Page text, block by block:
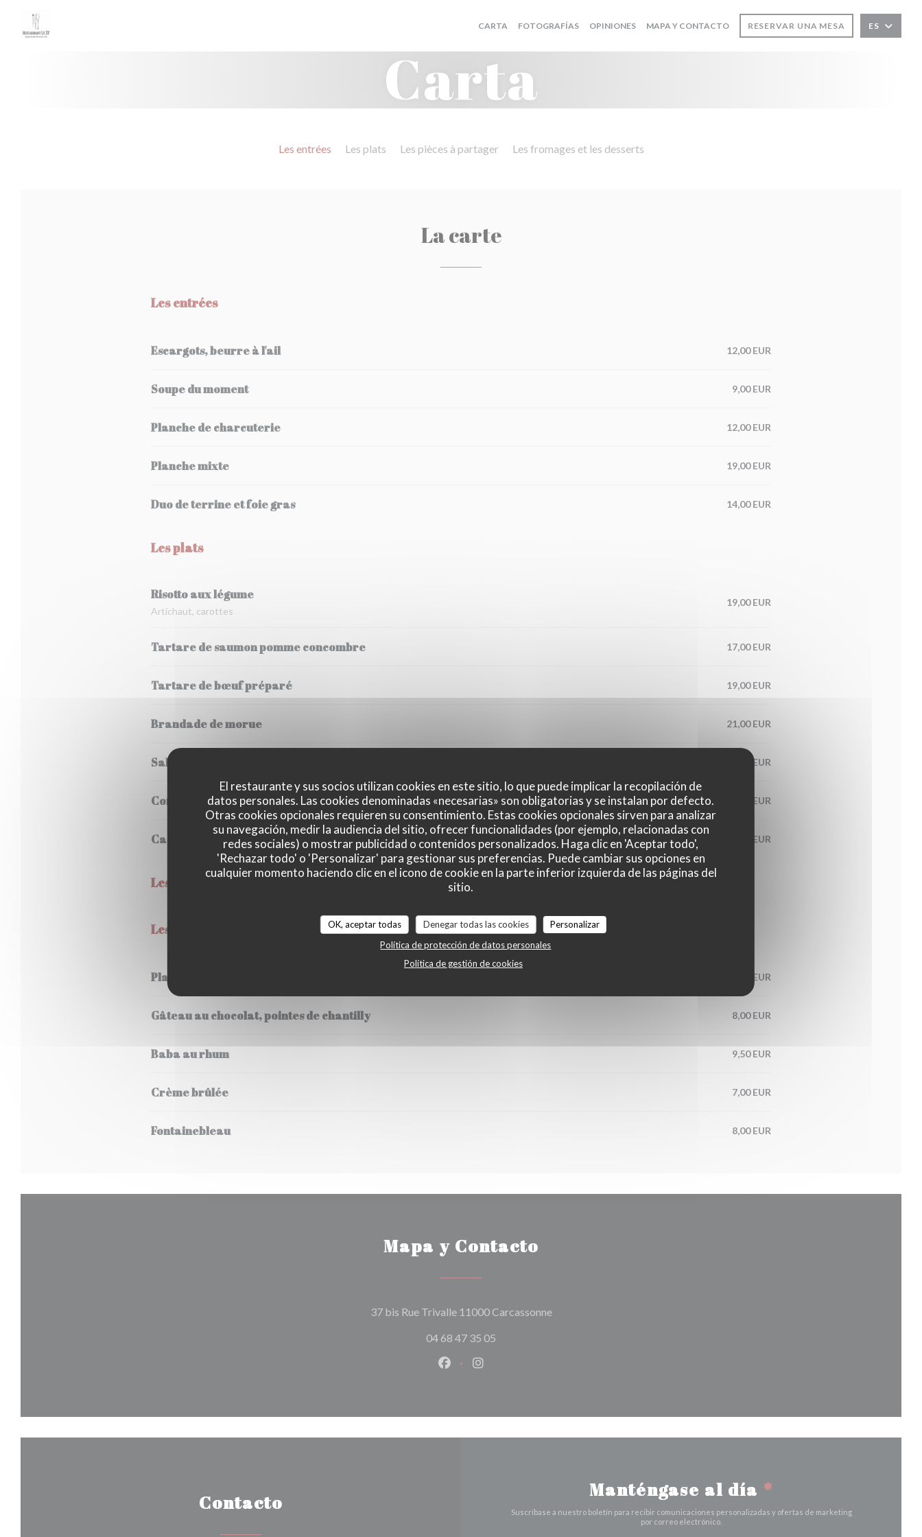
El restaurante y sus socios utilizan cookies en este sitio, lo que puede implicar la recopilación de
datos personales. Las cookies denominadas «necesarias» son obligatorias y se instalan por defecto.
Otras cookies opcionales requieren su consentimiento. Estas cookies opcionales sirven para analizar
su navegación, medir la audiencia del sitio, ofrecer funcionalidades (por ejemplo, relacionadas con
redes sociales) o mostrar publicidad o contenidos personalizados. Haga clic en 'Aceptar todo',
'Rechazar todo' o 'Personalizar' para gestionar sus preferencias. Puede cambiar sus opciones en
cualquier momento haciendo clic en el icono de cookie en la parte inferior izquierda de las páginas del
sitio.
OK, aceptar todas Denegar todas las cookies
Personalizar
Política de protección de datos personales
Política de gestión de cookies
CARTA FOTOGRAFÍAS OPINIONES MAPA Y CONTACTO RESERVAR UNA MESA ES
Carta
Les entrées Les plats Les pièces à partager Les fromages et les desserts
La carte
Les entrées
Escargots, beurre à l'ail 12,00 EUR
Soupe du moment 9,00 EUR
Planche de charcuterie 12,00 EUR
Planche mixte 19,00 EUR
Duo de terrine et foie gras 14,00 EUR
Les plats
Risotto aux légume
Artichaut, carottes
19,00 EUR
Tartare de saumon pomme concombre 17,00 EUR
Tartare de bœuf préparé 19,00 EUR
Brandade de morue 21,00 EUR
Salade Grecque 17,00 EUR
Confit de canard 21,00 EUR
Cassoulet 22,00 EUR
Les pièces à partager
Les fromages et les desserts
Planche de fromage 12,00 EUR
Gâteau au chocolat, pointes de chantilly 8,00 EUR
Baba au rhum 9,50 EUR
Crème brûlée 7,00 EUR
Fontainebleau 8,00 EUR
Mapa y Contacto
37 bis Rue Trivalle 11000 Carcassonne((abre en una nueva ventana))
04 68 47 35 05
Facebook ((abre en una nueva ventana))
Instagram ((abre en una nueva ventana))
Contacto
Manténgase al día *
Suscríbase a nuestro boletín para recibir comunicaciones personalizadas y ofertas de marketing
por correo electrónico.